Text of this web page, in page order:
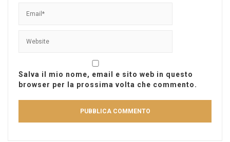
Salva il mio nome, email e sito web in questo
browser per la prossima volta che commento.